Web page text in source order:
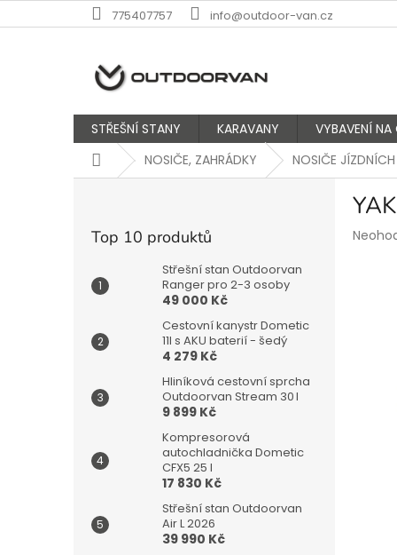
na
775407757 info@outdoor-van.cz
STŘEŠNÍ STANY KARAVANY
VYBAVENÍ NA
DomůNOSIČE, ZAHRÁDKY NOSIČE
Top 10 produktů
Střešní stan Outdoorvan
Ranger pro 2-3 osoby
49 000 Kč
Cestovní kanystr Dometic
11l s AKU baterií - šedý
4 279 Kč
Hliníková cestovní sprcha
Outdoorvan Stream 30 l
9 899 Kč
Kompresorová
autochladnička Dometic
CFX5 25 l
17 830 Kč
Střešní stan Outdoorvan
Air L 2026
39 990 Kč